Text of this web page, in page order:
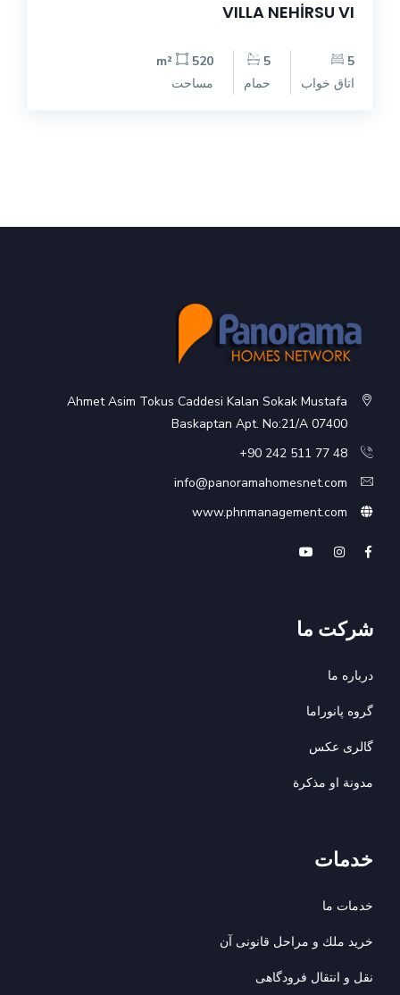
VILLA NEHİRSU VI
5
اتاق خواب
5
حمام
520 m²
مساحت
Ahmet Asim Tokus Caddesi Kalan Sokak Mustafa
Baskaptan Apt. No:21/A 07400
48 77 511 242 90+
info@panoramahomesnet.com
www.phnmanagement.com
شرکت ما
درباره ما
گروه پانوراما
گالری عکس
مدونة او مذكرة
خدمات
خدمات ما
خريد ملك و مراحل قانونى آن
نقل و انتقال فرودگاهی